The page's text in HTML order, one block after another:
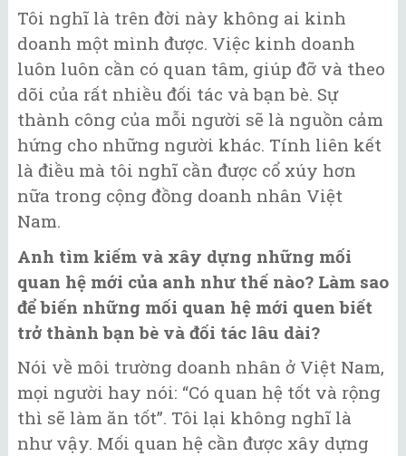
Tôi nghĩ là trên đời này không ai kinh
doanh một mình được. Việc kinh doanh
luôn luôn cần có quan tâm, giúp đỡ và theo
dõi của rất nhiều đối tác và bạn bè. Sự
thành công của mỗi người sẽ là nguồn cảm
hứng cho những người khác. Tính liên kết
là điều mà tôi nghĩ cần được cổ xúy hơn
nữa trong cộng đồng doanh nhân Việt
Nam.
Anh tìm kiếm và xây dựng những mối
quan hệ mới của anh như thế nào? Làm sao
để biến những mối quan hệ mới quen biết
trở thành bạn bè và đối tác lâu dài?
Nói về môi trường doanh nhân ở Việt Nam,
mọi người hay nói: “Có quan hệ tốt và rộng
thì sẽ làm ăn tốt”. Tôi lại không nghĩ là
như vậy. Mối quan hệ cần được xây dựng